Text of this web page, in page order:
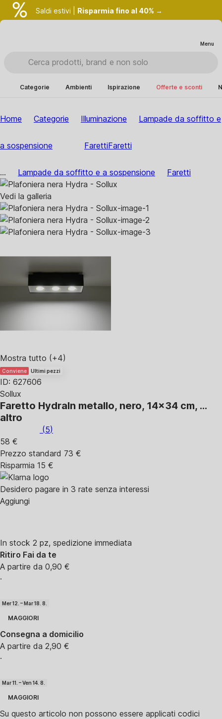
Saldi estivi | Risparmia fino al 40% →
Menu
Categorie Ambienti Ispirazione Offerte e sconti
Home Categorie Illuminazione Lampade da soffitto e
a sospensione FarettiFaretti
... Lampade da soffitto e a sospensione Faretti
Vedi la galleria
Mostra tutto (+4)
Conviene Ultimi pezzi
ID: 627606
Sollux
Faretto HydraIn metallo, nero, 14x34 cm, …
altro
(5)
58 €
Prezzo standard 73 €
Risparmia 15 €
Desidero pagare in 3 rate senza interessi
Aggiungi
In stock 2 pz, spedizione immediata
Ritiro Fai da te
A partire da 0,90 €
·
Mer 12. – Mar 18. 8.
MAGGIORI
Consegna a domicilio
A partire da 2,90 €
·
Mar 11. – Ven 14. 8.
MAGGIORI
Su questo articolo non possono essere applicati codici